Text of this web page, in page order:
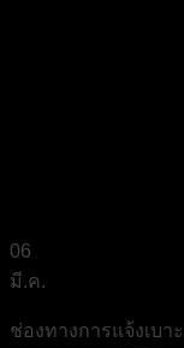
06
มี.ค.
ช่องทางการแจ้งเบ